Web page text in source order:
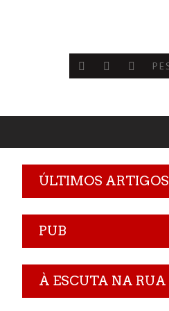
ÚLTIMOS ARTIGOS
PUB
À ESCUTA NA RUA